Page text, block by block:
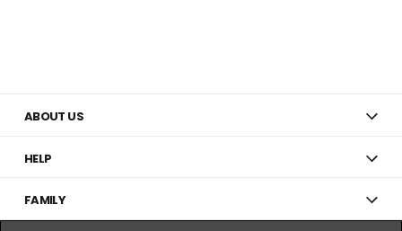
ABOUT US
HELP
FAMILY